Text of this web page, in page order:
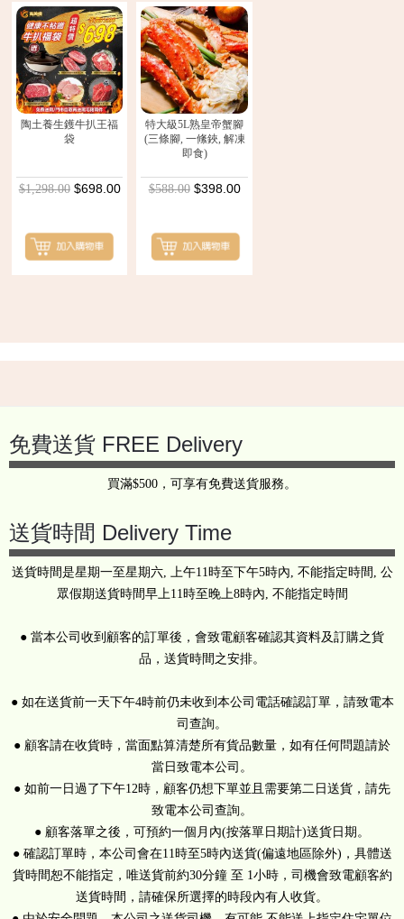
陶土養生鑊牛扒王福
袋
$1,298.00 $698.00
特大級5L熟皇帝蟹腳
(三條腳, 一絛鋏, 解凍
即食)
$588.00 $398.00
Back
免費送貨 FREE Delivery
買滿$500，可享有免費送貨服務。
送貨時間 Delivery Time
送貨時間是星期一至星期六, 上午11時至下午5時內, 不能指定時間, 公
眾假期送貨時間早上11時至晚上8時內, 不能指定時間
● 當本公司收到顧客的訂單後，會致電顧客確認其資料及訂購之貨
品，送貨時間之安排。
● 如在送貨前一天下午4時前仍未收到本公司電話確認訂單，請致電本
司查詢。
● 顧客請在收貨時，當面點算清楚所有貨品數量，如有任何問題請於
當日致電本公司。
● 如前一日過了下午12時，顧客仍想下單並且需要第二日送貨，請先
致電本公司查詢。
● 顧客落單之後，可預約一個月內(按落單日期計)送貨日期。
● 確認訂單時，本公司會在11時至5時內送貨(偏遠地區除外)，具體送
貨時間恕不能指定，唯送貨前約30分鐘 至 1小時，司機會致電顧客約
送貨時間，請確保所選擇的時段內有人收貨。